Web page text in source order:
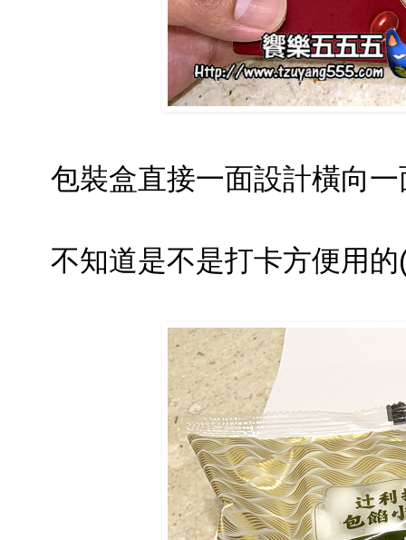
包裝盒直接一面設計橫向
不知道是不是打卡方便用的